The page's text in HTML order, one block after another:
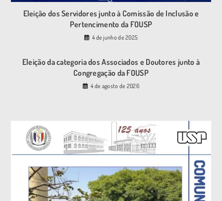
Eleição dos Servidores junto à Comissão de Inclusão e
Pertencimento da FOUSP
4 de junho de 2025
Eleição da categoria dos Associados e Doutores junto à
Congregação da FOUSP
4 de agosto de 2026